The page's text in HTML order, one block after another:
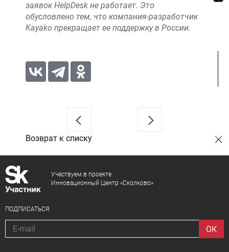
заявок HelpDesk не работает. Это
обусловлено тем, что компания-разработчик
Kayako прекращает ее поддержку в России.
Возврат к списку
Участвуем в проекте
Инновационный Центр «Сколково»
ПОДПИСАТЬСЯ: